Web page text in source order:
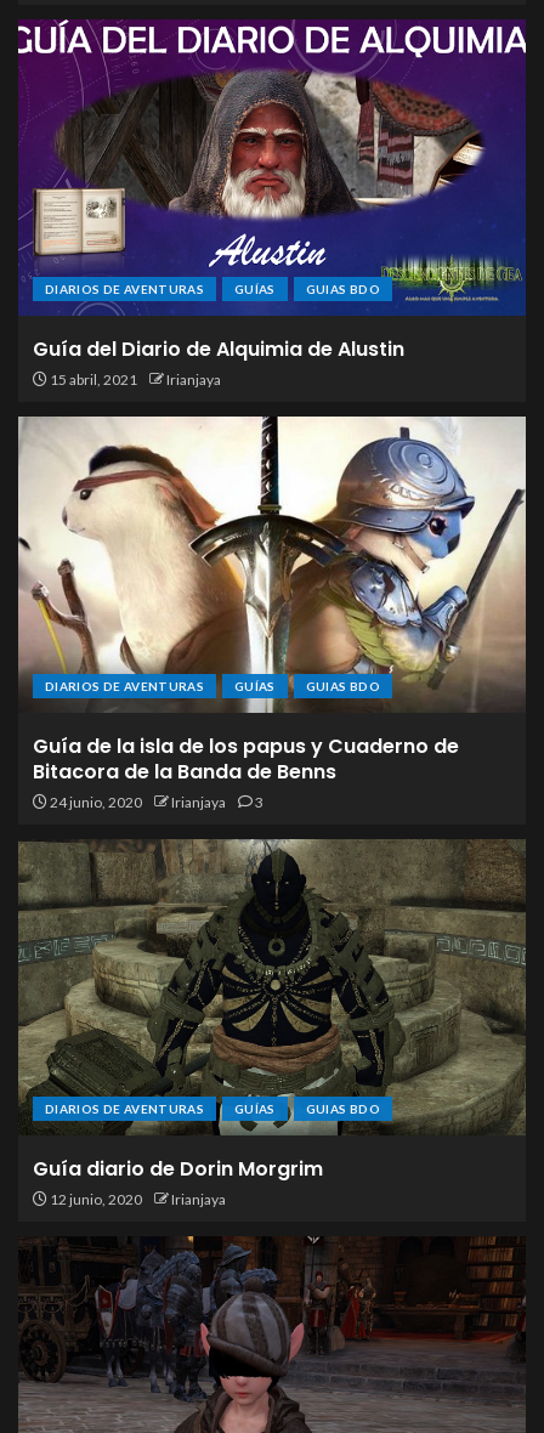
DIARIOS DE AVENTURAS GUÍAS GUIAS BDO
Guía del Diario de Alquimia de Alustin
15 abril, 2021 Irianjaya
DIARIOS DE AVENTURAS GUÍAS GUIAS BDO
Guía de la isla de los papus y Cuaderno de
Bitacora de la Banda de Benns
24 junio, 2020 Irianjaya 3
DIARIOS DE AVENTURAS GUÍAS GUIAS BDO
Guía diario de Dorin Morgrim
12 junio, 2020 Irianjaya